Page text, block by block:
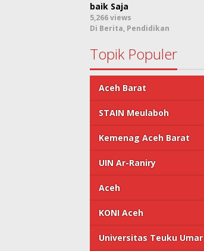
baik Saja
5,266 views
Di Berita, Pendidikan
Topik Populer
Aceh Barat
STAIN Meulaboh
Kemenag Aceh Barat
UIN Ar-Raniry
Aceh
KONI Aceh
Universitas Teuku Umar